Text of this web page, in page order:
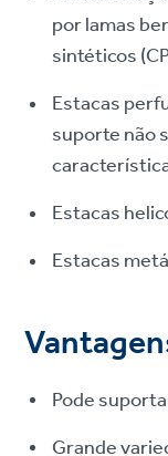
por lamas
sintéticos
Estacas
suporte não
Estacas
Estacas
Pode
Grande